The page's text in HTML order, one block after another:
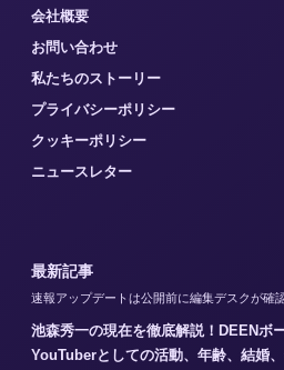
会社概要
お問い合わせ
私たちのストーリー
プライバシーポリシー
クッキーポリシー
ニュースレター
最新記事
速報アップデートは公開前に編集デスクが確
池森秀一の現在を徹底解説！DEENボ
YouTuberとしての活動、年齢、結婚